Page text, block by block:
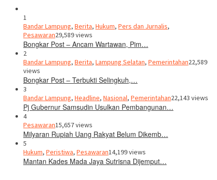
1
Bandar Lampung, Berita, Hukum, Pers dan Jurnalis,
Pesawaran29,589 views
Bongkar Post – Ancam Wartawan, Pim…
2
Bandar Lampung, Berita, Lampung Selatan, Pemerintahan22,589
views
Bongkar Post – Terbukti Selingkuh,…
3
Bandar Lampung, Headline, Nasional, Pemerintahan22,143 views
Pj Gubernur Samsudin Usulkan Pembangunan…
4
Pesawaran15,657 views
Milyaran Rupiah Uang Rakyat Belum Dikemb…
5
Hukum, Peristiwa, Pesawaran14,199 views
Mantan Kades Mada Jaya Sutrisna Dijemput…